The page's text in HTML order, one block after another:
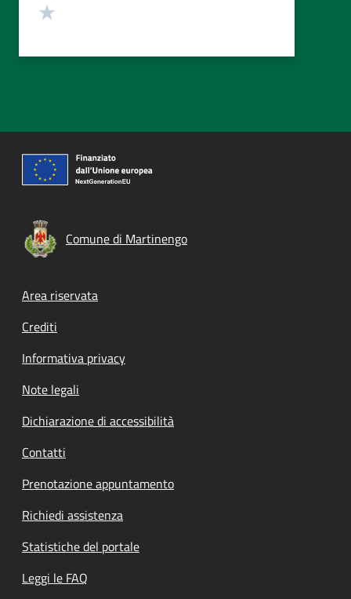
Comune di Martinengo
Footer menu
Area riservata
Crediti
Informativa privacy
Note legali
Dichiarazione di accessibilità
Contatti
Prenotazione appuntamento
Richiedi assistenza
Statistiche del portale
Leggi le FAQ